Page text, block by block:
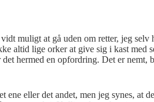
muligt at gå uden om retter, jeg selv
altid lige orker at give sig i kast med
hermed en opfordring. Det er nemt,
ene eller det andet, men jeg synes, at